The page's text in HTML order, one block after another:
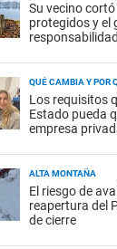
Su vecino
protegidos y el
responsabilidad
QUÉ CAMBIA Y POR
Los requisitos
Estado pueda
empresa
ALTA MONTAÑA
El riesgo de
reapertura del
de cierre